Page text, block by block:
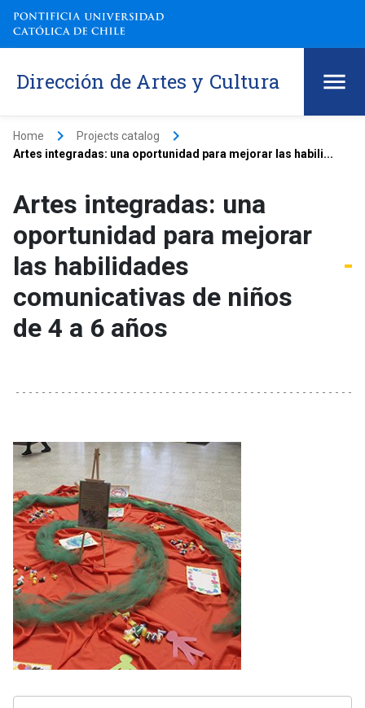
Dirección de Artes y Cultura
Home keyboard_arrow_right Projects catalog keyboard_arrow_right
Artes integradas: una oportunidad para mejorar las habili...
Artes integradas: una
oportunidad para mejorar
las habilidades
comunicativas de niños
de 4 a 6 años